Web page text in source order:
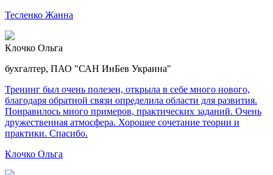
Тесленко Жанна
Клочко Ольга
бухгалтер, ПАО "САН ИнБев Украина"
Тренинг был очень полезен, открыла в себе много нового,
благодаря обратной связи определила области для развития.
Понравилось много примеров, практических заданий. Очень
дружественная атмосфера. Хорошее сочетание теории и
практики. Спасибо.
Клочко Ольга